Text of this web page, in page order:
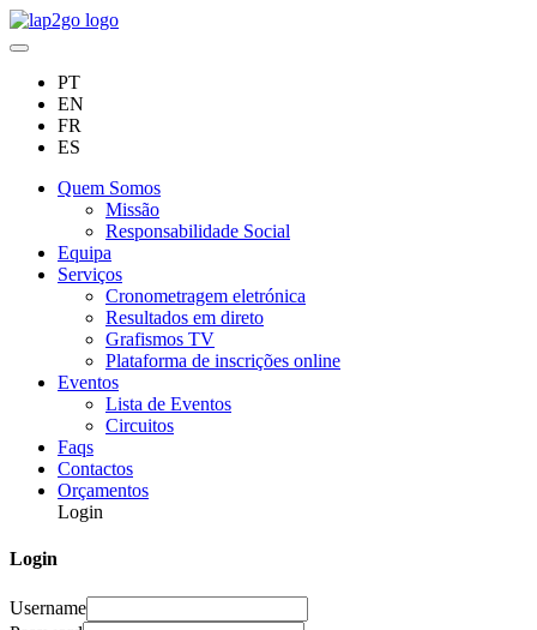
PT
EN
FR
ES
Quem Somos
Missão
Responsabilidade Social
Equipa
Serviços
Cronometragem eletrónica
Resultados em direto
Grafismos TV
Plataforma de inscrições online
Eventos
Lista de Eventos
Circuitos
Faqs
Contactos
Orçamentos
Login
Login
Username